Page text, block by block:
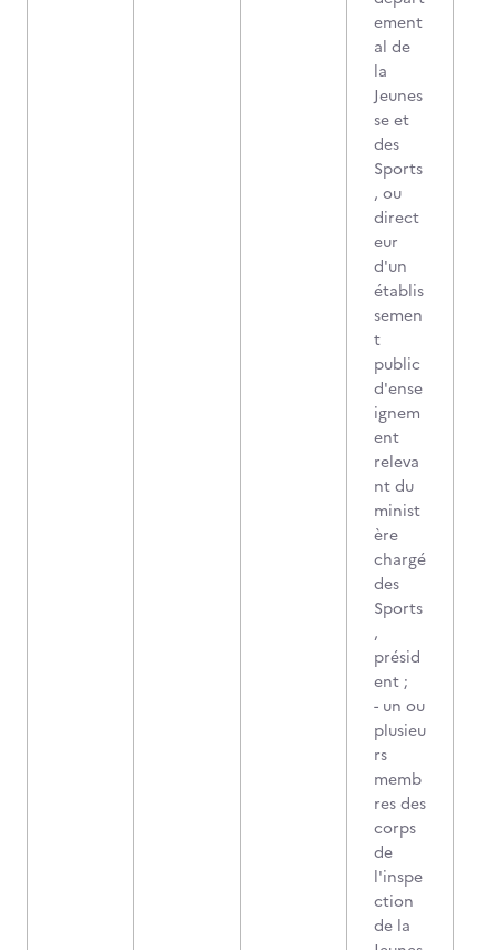
ement
al de
la
Jeunes
se et
des
Sports
, ou
direct
eur
d'un
établis
semen
t
public
d'ense
ignem
ent
releva
nt du
minist
ère
chargé
des
Sports
,
présid
ent ;
- un ou
plusieu
rs
memb
res des
corps
de
l'inspe
ction
de la